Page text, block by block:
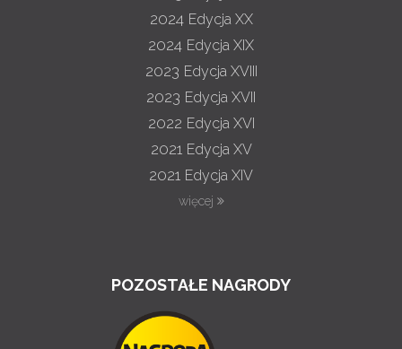
2024 Edycja XX
2024 Edycja XIX
2023 Edycja XVIII
2023 Edycja XVII
2022 Edycja XVI
2021 Edycja XV
2021 Edycja XIV
więcej
POZOSTAŁE NAGRODY